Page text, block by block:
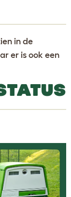
in de
er is ook een